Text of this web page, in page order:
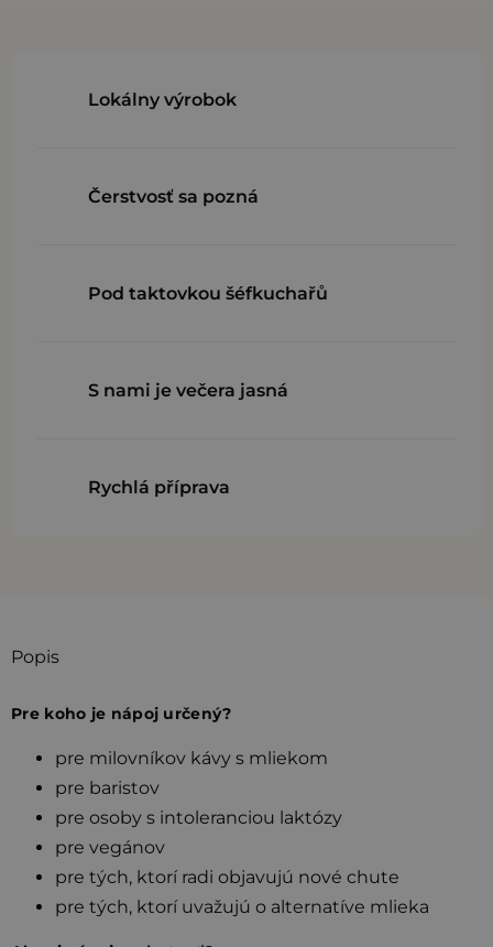
Lokálny výrobok
Čerstvosť sa pozná
Pod taktovkou šéfkuchařů
S nami je večera jasná
Rychlá příprava
Popis
Pre koho je nápoj určený?
pre milovníkov kávy s mliekom
pre baristov
pre osoby s intoleranciou laktózy
pre vegánov
pre tých, ktorí radi objavujú nové chute
pre tých, ktorí uvažujú o alternatíve mlieka